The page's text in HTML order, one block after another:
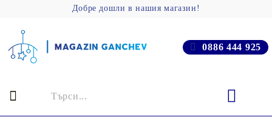
Добре дошли в нашия магазин!
0886 444 925